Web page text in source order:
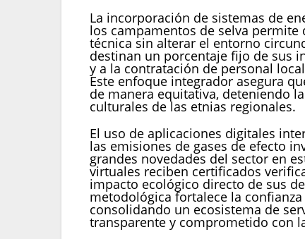
La incorporación de sistemas de
los campamentos de selva
técnica sin alterar el entorno
destinan un porcentaje fijo de sus
y a la contratación de personal
Este enfoque integrador asegura
de manera equitativa, deteniendo
culturales de las etnias regionales.
El uso de aplicaciones digitales
las emisiones de gases de efecto
grandes novedades del sector en
virtuales reciben certificados
impacto ecológico directo de sus
metodológica fortalece la
consolidando un ecosistema de
transparente y comprometido con